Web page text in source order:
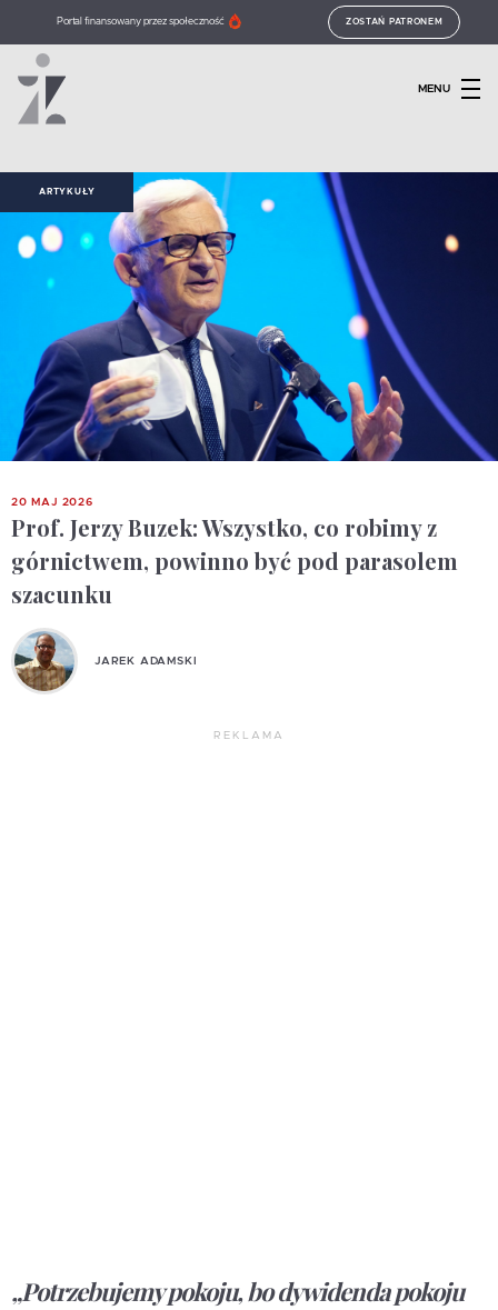
Portal finansowany przez społeczność ZOSTAŃ PATRONEM
MENU
ARTYKUŁY
20 MAJ 2026
Prof. Jerzy Buzek: Wszystko, co robimy z
górnictwem, powinno być pod parasolem
szacunku
JAREK ADAMSKI
REKLAMA
„Potrzebujemy pokoju, bo dywidenda pokoju